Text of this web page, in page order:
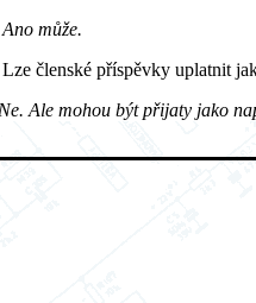
Ano může.
Lze členské příspěvky uplatnit
Ne. Ale mohou být přijaty jako